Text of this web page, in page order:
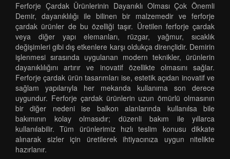
Ferforje Çardak Ürünlerinin Dayanıklı Olması Çok Önemli
Demir, dayanıklılığı ile bilinen bir malzemedir ve ferforje
çardak ürünler de bu özelliği taşır. Üretilen ferforje çardak
veya diğer yapı elemanları, rüzgar, yağmur, sıcaklık
değişimleri gibi dış etkenlere karşı oldukça dirençlidir. Demirin
işlenmesi sırasında uygulanan modern teknikler, ürünlerin
dayanıklılığını artırır ve inovatif özellikte olmasını sağlar.
Ferforje çardak ürün tasarımları ise, estetik açıdan inovatif ve
sağlam yapılarıyla her mekanda kullanıma son derece
uygundur. Ferforje çardak ürünlerin uzun ömürlü olmasının
bir diğer nedeni ise balkon alanlarında kullanılsa bile
bakımının kolay olmasıdır; düzenli bakım ile yıllarca
kullanılabilir. Tüm ürünlerimiz hızlı teslim konusu dikkate
alınarak sizler için üretilerek ihtiyacınıza uygun nitelikte
hazırlanır.